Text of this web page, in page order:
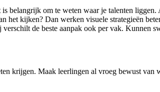
belangrijk om te weten waar je talenten
het kijken? Dan werken visuele strategieën
de beste aanpak ook per vak. Kunnen
krijgen. Maak leerlingen al vroeg bewust